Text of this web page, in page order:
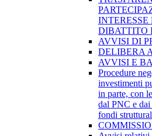
INTERESSE
DIBATTITO
AVVISI DI
DELIBERA
AVVISI E
Procedure
investimenti
in parte, con
dal PNC e
fondi